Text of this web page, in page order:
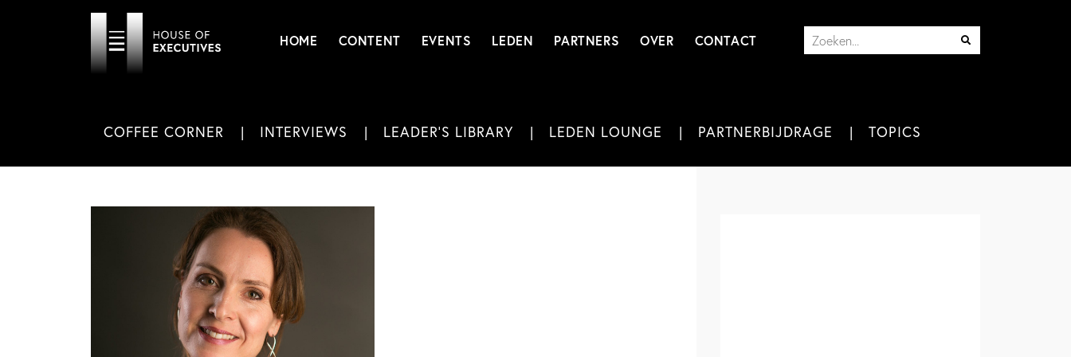
HOME CONTENT EVENTS LEDEN PARTNERS OVER CONTACT
COFFEE CORNER INTERVIEWS LEADER'S LIBRARY LEDEN LOUNGE PARTNERBIJDRAGE TOPICS